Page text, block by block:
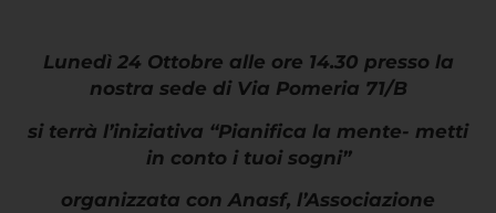
Lunedì 24 Ottobre alle ore 14.30 presso la
nostra sede di Via Pomeria 71/B
si terrà l’iniziativa “Pianifica la mente- metti
in conto i tuoi sogni”
organizzata con Anasf, l’Associazione